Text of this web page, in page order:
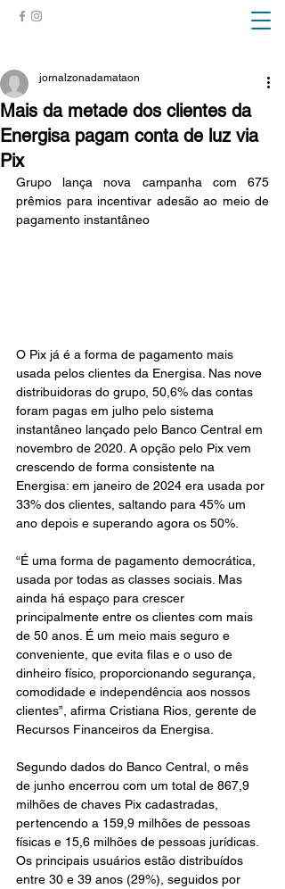
Mais da metade dos clientes da
Energisa pagam conta de luz via
Pix
jornalzonadamataon
Grupo lança nova campanha com 675
prêmios para incentivar adesão ao meio de
pagamento instantâneo
O Pix já é a forma de pagamento mais
usada pelos clientes da Energisa. Nas nove
distribuidoras do grupo, 50,6% das contas
foram pagas em julho pelo sistema
instantâneo lançado pelo Banco Central em
novembro de 2020. A opção pelo Pix vem
crescendo de forma consistente na
Energisa: em janeiro de 2024 era usada por
33% dos clientes, saltando para 45% um
ano depois e superando agora os 50%.
“É uma forma de pagamento democrática,
usada por todas as classes sociais. Mas
ainda há espaço para crescer
principalmente entre os clientes com mais
de 50 anos. É um meio mais seguro e
conveniente, que evita filas e o uso de
dinheiro físico, proporcionando segurança,
comodidade e independência aos nossos
clientes”, afirma Cristiana Rios, gerente de
Recursos Financeiros da Energisa.
Segundo dados do Banco Central, o mês
de junho encerrou com um total de 867,9
milhões de chaves Pix cadastradas,
pertencendo a 159,9 milhões de pessoas
físicas e 15,6 milhões de pessoas jurídicas.
Os principais usuários estão distribuídos
entre 30 e 39 anos (29%), seguidos por